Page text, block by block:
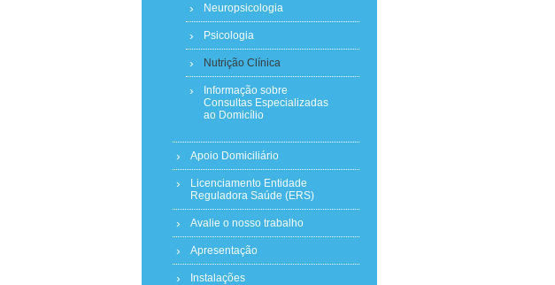
Neuropsicologia
Psicologia
Nutrição Clínica
Informação sobre
Consultas Especializadas
ao Domicílio
Apoio Domiciliário
Licenciamento Entidade
Reguladora Saúde (ERS)
Avalie o nosso trabalho
Apresentação
Instalações